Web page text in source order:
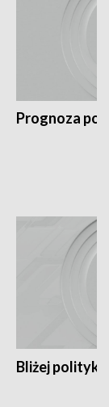
Prognoza
Bliżej polityki